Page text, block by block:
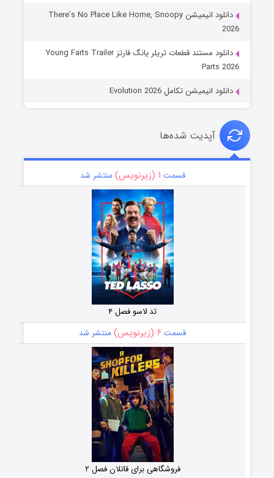
دانلود انیمیشن There’s No Place Like Home, Snoopy
2026
دانلود مستند قطعات تریلر یانگ فارتز Young Farts Trailer
Parts 2026
دانلود انیمیشن تکامل Evolution 2026
آپدیت شده‌ها
قسمت ۱ (زیرنویس) منتشر شد
تد لاسو فصل ۴
قسمت ۶ (زیرنویس) منتشر شد
فروشگاهی برای قاتلان فصل ۲